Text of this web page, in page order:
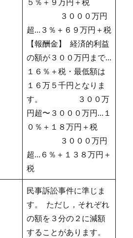
５％＋９万円＋税
３０００万円
超…３％＋６９万円＋税
【報酬金】 経済的利益
の額が３００万円まで…
１６％＋税・最低額は
１６万５千円となりま
す。 ３００万
円超〜３０００万円…１
０％＋１８万円＋税
３０００万円
超…６％＋１３８万円＋
税
民事訴訟事件に準じま
す。 ただし，それぞれ
の額を３分の２に減額
することがあります。